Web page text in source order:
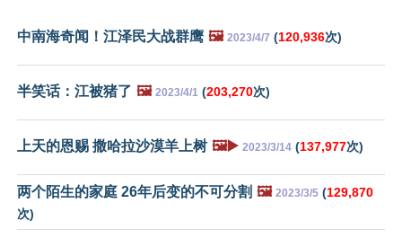
中南海奇闻！江泽民大战群鹰 🖼️ 2023/4/7 (120,936次)
半笑话：江被猪了 🖼️ 2023/4/1 (203,270次)
上天的恩赐 撒哈拉沙漠羊上树 🖼️▶️ 2023/3/14 (137,977次)
两个陌生的家庭 26年后变的不可分割 🖼️ 2023/3/5 (129,870
次)